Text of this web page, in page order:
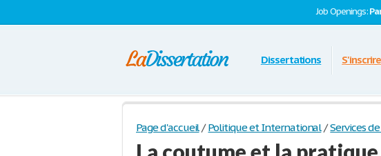
Job Openings:
Dissertations S'inscrire
Page d'accueil / Politique et International / Services